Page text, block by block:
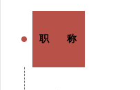
职 称